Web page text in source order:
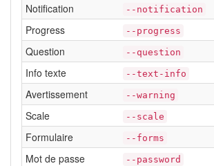
Notification
--notification
Progress
--progress
Question
--question
Info texte
--text-info
Avertissement
--warning
Scale
--scale
Formulaire
--forms
Mot de passe
--password